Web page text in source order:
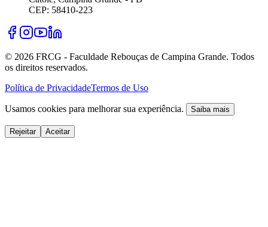
CEP: 58410-223
© 2026 FRCG - Faculdade Rebouças de Campina Grande. Todos
os direitos reservados.
Política de PrivacidadeTermos de Uso
Usamos cookies para melhorar sua experiência. Saiba mais
Rejeitar Aceitar